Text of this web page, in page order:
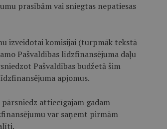
prasībām vai sniegtas nepatiesas
izveidotai komisijai (turpmāk tekstā
Pašvaldības līdzfinansējuma daļu
Pašvaldības budžetā šim
apjomus.
attiecīgajam gadam
var saņemt pirmām